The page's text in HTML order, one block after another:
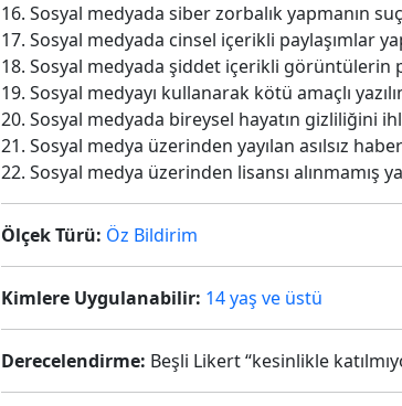
16. Sosyal medyada siber zorbalık yapmanın
17. Sosyal medyada cinsel içerikli paylaşımlar
18. Sosyal medyada şiddet içerikli görüntülerin
19. Sosyal medyayı kullanarak kötü amaçlı
20. Sosyal medyada bireysel hayatın gizliliğini
21. Sosyal medya üzerinden yayılan asılsız
22. Sosyal medya üzerinden lisansı alınmamış
Ölçek Türü: Öz Bildirim
Kimlere Uygulanabilir: 14 yaş ve üstü
Derecelendirme: Beşli Likert “kesinlikle